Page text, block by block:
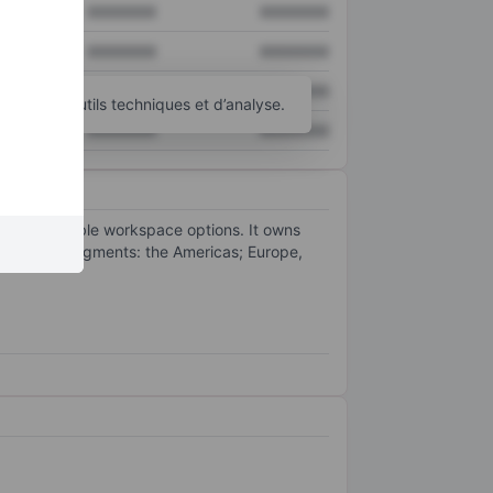
XXXXXXX XXXXXXX
d’autres outils techniques et d’analyse.
flexible workspace options. It owns
segments: the Americas; Europe,